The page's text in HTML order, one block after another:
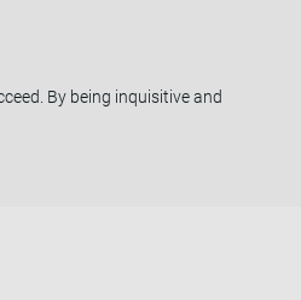
By being inquisitive and